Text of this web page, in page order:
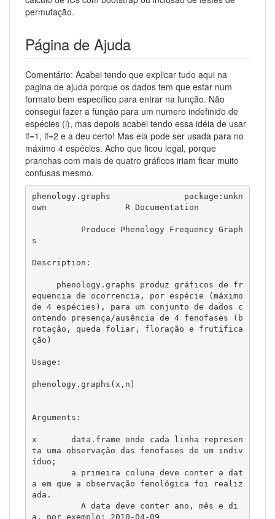
permutação.
Página de Ajuda
Comentário: Acabei tendo que explicar tudo aqui na
pagina de ajuda porque os dados tem que estar num
formato bem específico para entrar na função. Não
consegui fazer a função para um numero indefinido de
espécies (i), mas depois acabei tendo essa idéia de usar
if=1, if=2 e a deu certo! Mas ela pode ser usada para no
máximo 4 espécies. Acho que ficou legal, porque
pranchas com mais de quatro gráficos iriam ficar muito
confusas mesmo.
phenology.graphs               package:unkn
own                R Documentation
s
Description:
equencia de ocorrencia, por espécie (máximo
de 4 espécies), para um conjunto de dados c
ontendo presença/ausência de 4 fenofases (b
rotação, queda foliar, floração e frutifica
ção)
Usage:
phenology.graphs(x,n)
Arguments:
x       data.frame onde cada linha represen
ta uma observação das fenofases de um indiv
íduo;
a em que a observação fenológica foi realiz
ada.
a, por exemplo: 2010-04-09